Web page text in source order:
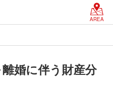
AREA
婚に伴う財産分